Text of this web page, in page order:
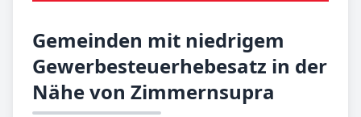
Gemeinden mit niedrigem
Gewerbesteuerhebesatz in der
Nähe von Zimmernsupra